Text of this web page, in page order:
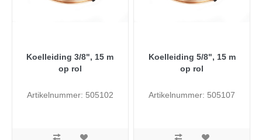
Koelleiding 3/8", 15 m
op rol
Artikelnummer: 505102
Koelleiding 5/8", 15 m
op rol
Artikelnummer: 505107